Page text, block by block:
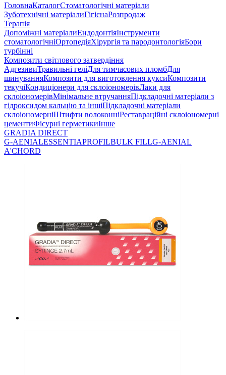
ГоловнаКаталогСтоматологічні матеріали
Зуботехнічні матеріалиГігієнаРозпродаж
Терапія
Допоміжні матеріалиЕндодонтіяІнструменти
стоматологічніОртопедіяХірургія та пародонтологіяБори
турбінні
Композити світлового затвердіння
АдгезивиТравильні геліДля тимчасових пломбДля
шинуванняКомпозити для виготовлення куксиКомпозити
текучіКондиціонери для склоіономерівЛаки для
склоіономерівМінімальне втручанняПідкладочні матеріали з
гідроксидом кальцію та іншіПідкладочні матеріали
склоіономерніШтифти волоконніРеставраційні склоіономерні
цементиФісурні герметикиІнше
GRADIA DIRECT
G-AENIALESSENTIAPROFILBULK FILLG-AENIAL
A'CHORD